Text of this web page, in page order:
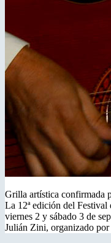
Grilla artística confirmada
La 12ª edición del Festival
viernes 2 y sábado 3 de
Julián Zini, organizado